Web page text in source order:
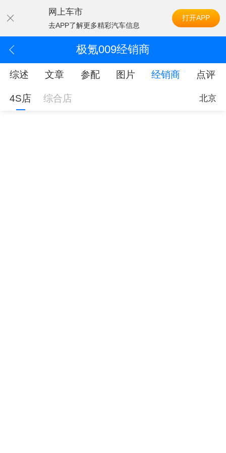
网上车市
去APP了解更多精彩汽车信息
打开APP
极氪009经销商
综述 文章 参配 图片 经销商 点评
4S店 综合店 北京